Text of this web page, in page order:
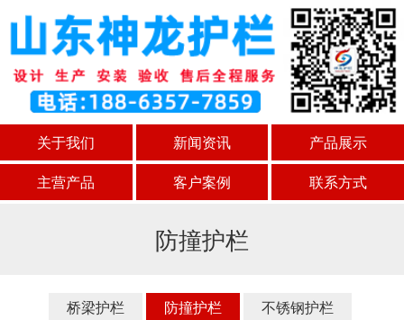
关于我们 新闻资讯
产品展示
主营产品
客户案例 联系方式
防撞护栏
桥梁护栏 防撞护栏
不锈钢护栏